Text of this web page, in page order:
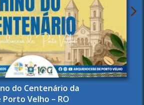
do Centenário da
Velho – RO